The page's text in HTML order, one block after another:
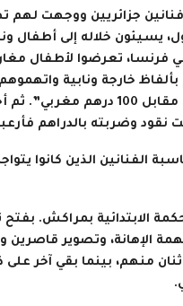
جزائريين ووجهت
يسيئون خلاله إلى أطفال
فرنسا، تعرضوا لأطفال
خارجة ونابية
من العاهرات اللواتي مارسن
وضربته بالدراهم
الفنانين الذين كانوا
الابتدائية بمراكش.
الإهانة، وتصوير
منهم، بينما بقي آخر